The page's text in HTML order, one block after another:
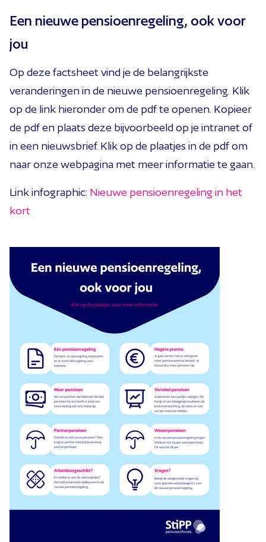
Een nieuwe pensioenregeling, ook voor
jou
Op deze factsheet vind je de belangrijkste
veranderingen in de nieuwe pensioenregeling. Klik
op de link hieronder om de pdf te openen. Kopieer
de pdf en plaats deze bijvoorbeeld op je intranet of
in een nieuwsbrief. Klik op de plaatjes in de pdf om
naar onze webpagina met meer informatie te gaan.
Link infographic: Nieuwe pensioenregeling in het
kort